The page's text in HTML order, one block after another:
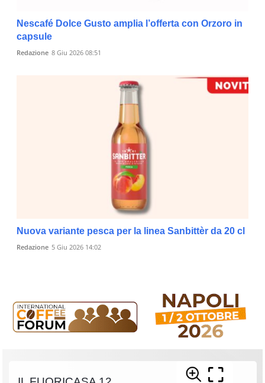
Nescafé Dolce Gusto amplia l’offerta con Orzoro in
capsule
Redazione 8 Giu 2026 08:51
Nuova variante pesca per la linea Sanbittèr da 20 cl
Redazione 5 Giu 2026 14:02